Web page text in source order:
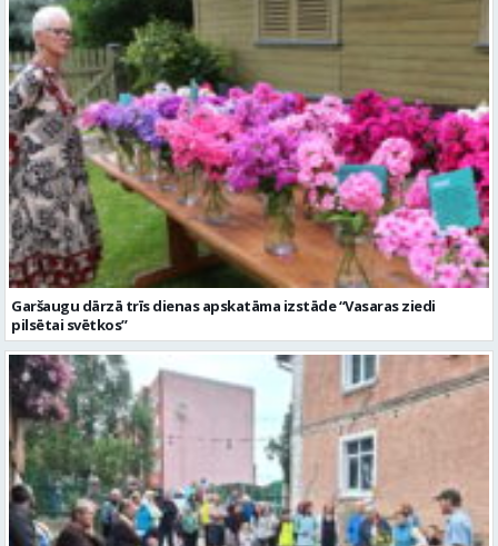
Garšaugu dārzā trīs dienas apskatāma izstāde “Vasaras ziedi
pilsētai svētkos”